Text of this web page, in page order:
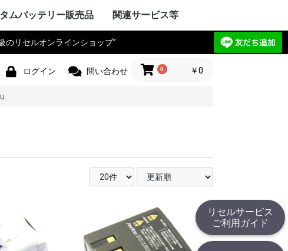
リセルサービス
ご利用ガイド
SONY VAIO
ニック
ル Apple Mac
CASIO
ー Victor
本電気
ック Compaq
プ SHARP
ューレット・パ
ド
ゲートウェ
Fujitsu
ー SANYO
エイサー
AKIA
エーオープン
アサス
セルボ
ン EPSON
サムソン
Lenovo
KOHJINSHA
コンピュータ
ヨー ソーテッ
フロンティ
ロソフト
OTHER
ン TOPCON
SOKKIA
Nikon JEC
ックス PENTAX
Leica
パス OLYMPUS
ブル Trimble
ラ Fujikura
計測 TAMAYA
OTHERマイクロニ
ライカ
計測器
フルーク
ロニクス
ューレット・パ
ド
機 YOKOGAWA
本無線
ボッシュ
機
ンス KEYENCE
ツ Anritsu
パス OLYMPUS
機 SANYO
ン omron
ミノルタ
NEC
ニコン
フジクラ
ップス Philips
OTHER
makita
日立工機
ニック電工
京セラ
リョービ
ボッシュ
ヒルティー
IZUMI マクセ
マックスデウォルト
ドレメル
カクタス
ロブテックス
エクセン
精機 IKURA
DAIA
ブラ
デッカー
スナップオン
ソールランド
Rand
SUBARU
MAN アースマ
ク PAOCK
Cable
ー SHINKO
スチール
ストライカー
オーボット
ッキス
OTHER
気工業
工
機
ハイネ
モリタ製作所
ロテック
エナックス
富士フイル
機
工業
ラ Fujikura
ニック電工 松
ズビル azbil
YAMAHA
ストン
ニック
ター技研
HONDA 本田
ー SANYO
MIYATA
イクル
LIFE
SUZUKI
Hodaka
SHIMANO
ー YANMAR
商
ウジャパン
スモバイリー
MOBILLY
キ Kawasaki
アント GIANT
OTHER
SONY
イ・ディー・エ
ニック
コメット
プ SHARP
ー Victor JVC
アントン
ー
コダック
ニコン
ン CANON
イド Polaroid
ライカペンタックス
富士フイル
パス OLYMPUS
ミノルタ
MINOLTA
シーアンド
シュアイ
ナイツ
・ツァイス
興和京セラ
サージテル
SIGMAポラリオ
リコー
OTHER
ニケーションロ
ナオ
ル Apple
SONY
ニア
ニック
プ SHARP
CASIO
ン EPSON
KYOCERA
ケンウッ
オンキョー
テクニクス
ベンキュー
バードロジクー
TASCAM
technica
ビクター
デノン
ローランド
OTHER
DOCOMO
ューレット・パ
ド
プ SHARP
Fujitsu
ニック
CASIO
ソニー
アップル
ファーウェイ
OTHER
ン CITIZEN
ックス PENTAX
ン EPSON
ン CANON
ー工業 brother
ューレット・パ
ド
パス OLYMPUS
ニック
ック
イコーインスツ
ー電子
機
ス MAX
CASIO
精密
リメックス
OTHER
子工業ENERGY
パナソニ
オーデータ
クス ENAX
ァロー・コクヨ
サプライ
ン Nipron
ワーソリューシ
JAPAN
OTHER
ム Icom
機 MITSUBISHI
ニック
ッド
無線 YAESU
Fujitsuモトロー
STANDARD
ダード
本電気
ニア
ー Victor
本無線機
工業 OKI
ンコ ALINCO
信機
本無線機
信工業
信機 IWATSU
プ SHARP
ニテック
ツ Anritsu
ー SANYO
ム
信
本電信電話
コモ
KYOCERA
OTHER
双葉電子工業
極東開
型サンワ
リー (旧 東京電
)
工
パナソニ
下電工
レーン
機 Kinryo
ツ Anritsu
業
OTHER
セグウェイ
ン CANON
ーDENSO
無線 YAESU
ン EPSON
ンフロンティア
CASIO
プ SHARP
ック
ー
ニック
日通工
Fujitsu
ンス KEYENCE
ーラ
コムデザイン
OTHER
ソニーパナソニ
ルボッシュ
コムテック
トライウイン
ガーミン
セイワセルスタ
パイオニア
OTHER
プ SHARP
ン Dyson
クアンドデッカ
ツインバー
ニック ナショ
ソン
ー SANYO
技研
& DECKER
ュ BOSCH
ガイズ
トエイム 環境
makita
レイコップ
ャー KARCHER
スオーヤマ
アンカー
OTHER
ニックモトロー
通信機
ン
ム
本電気
SONY
OTHER
ニック電工
イテック
池
機 MITSUBISHI
機 DAIKO
リック
気
本電気
ソフトエナジ
電機
クター
アサ
機 SANYO
池
スメルコテック
スサフト
OTHER
ニック
SANYO・サン
ソフトエナジ
フト ジーエスサ
ルコテック
ー SEIKO
INAXナブテスコ
ツインバー
OTHER
ン
カシオ
イコーインスツ
キャノン
シャープ
JIM キングジム
パナソニ
OTHER
トリア アイエピ
ブラウン
フィリップス
ウォール
カピラス
パナソニ
下
三洋電機
ルオムロン
ツインバー
電機
ムバッテリー販売品 関連サービス等
（サンプル送付申込）
見積（送付申込）
販売品
回収
リセルオンラインショップ”
ログイン 問い合わせ 0 ￥0